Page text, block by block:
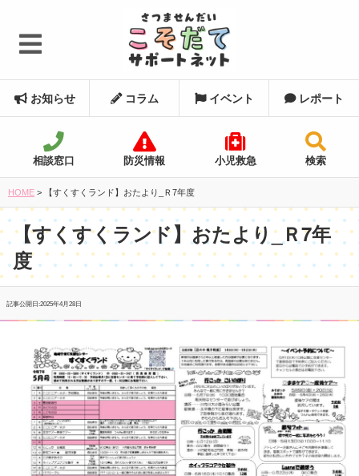
お知らせ コラム イベント レポート
相談窓口 防災情報 小児救急 検索
HOME > 【すくすくランド】おたより_Ｒ7年度
【すくすくランド】おたより_Ｒ7年
度
記事公開日:2025年4月28日